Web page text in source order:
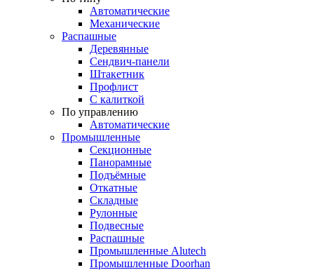
Автоматические
Механические
Распашные
Деревянные
Сендвич-панели
Штакетник
Профлист
С калиткой
По управлению
Автоматические
Промышленные
Секционные
Панорамные
Подъёмные
Откатные
Складные
Рулонные
Подвесные
Распашные
Промышленные Alutech
Промышленные Doorhan